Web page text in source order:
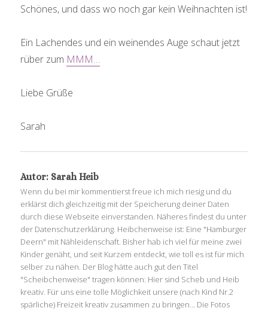
Schönes, und dass wo noch gar kein Weihnachten ist!
Ein Lachendes und ein weinendes Auge schaut jetzt
rüber zum MMM…
Liebe Grüße
Sarah
Autor: Sarah Heib
Wenn du bei mir kommentierst freue ich mich riesig und du
erklärst dich gleichzeitig mit der Speicherung deiner Daten
durch diese Webseite einverstanden. Näheres findest du unter
der Datenschutzerklärung. Heibchenweise ist: Eine "Hamburger
Deern" mit Nähleidenschaft. Bisher hab ich viel für meine zwei
Kinder genäht, und seit Kurzem entdeckt, wie toll es ist für mich
selber zu nähen. Der Blog hätte auch gut den Titel
"Scheibchenweise" tragen können: Hier sind Scheb und Heib
kreativ. Für uns eine tolle Möglichkeit unsere (nach Kind Nr.2
spärliche) Freizeit kreativ zusammen zu bringen... Die Fotos